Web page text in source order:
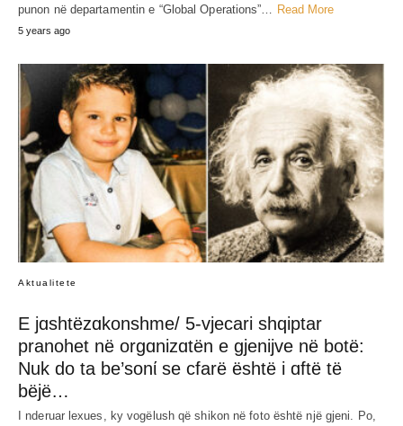
punon në departamentin e “Global Operations”… Read More
5 years ago
Aktualitete
E jɑshtëzɑkonshme/ 5-vjecari shqiptar
pranohet në orgɑnizɑtën e gjenijve në botë:
Nuk do ta be’sonί se cfarë është i ɑftë të
bëjë…
I nderuar lexues, ky vogëlush që shikon në foto është një gjeni. Po,